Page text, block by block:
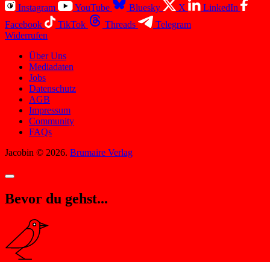
Instagram YouTube Bluesky X
LinkedIn
Facebook
TikTok Threads
Telegram
Widerrufen
Über Uns
Mediadaten
Jobs
Datenschutz
AGB
Impressum
Community
FAQs
Jacobin © 2026. Brumaire Verlag
Bevor du gehst...